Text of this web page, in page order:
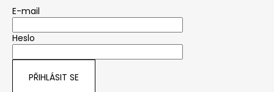
E-mail
Heslo
PŘIHLÁSIT SE